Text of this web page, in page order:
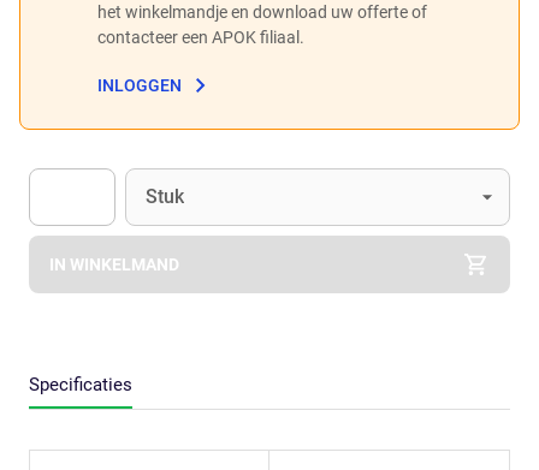
het winkelmandje en download uw offerte of
contacteer een APOK filiaal.
INLOGGEN
Apok.Product.Detail.AddToCart.Quantity (Optioneel)
Eenheid
Stuk
IN WINKELMAND
Specificaties